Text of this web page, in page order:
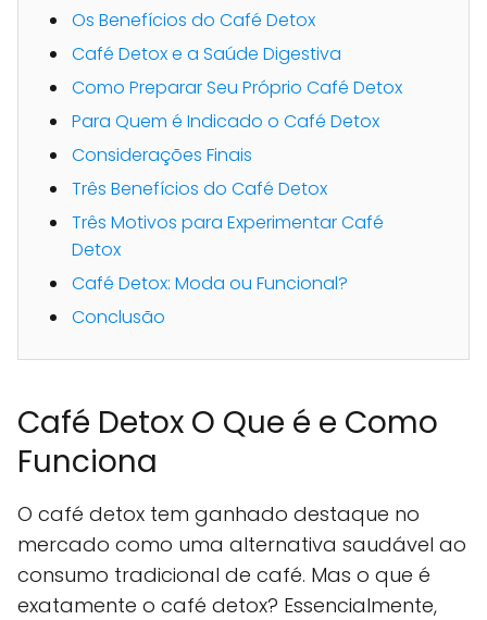
Os Benefícios do Café Detox
Café Detox e a Saúde Digestiva
Como Preparar Seu Próprio Café Detox
Para Quem é Indicado o Café Detox
Considerações Finais
Três Benefícios do Café Detox
Três Motivos para Experimentar Café
Detox
Café Detox: Moda ou Funcional?
Conclusão
Café Detox O Que é e Como
Funciona
O café detox tem ganhado destaque no
mercado como uma alternativa saudável ao
consumo tradicional de café. Mas o que é
exatamente o café detox? Essencialmente,